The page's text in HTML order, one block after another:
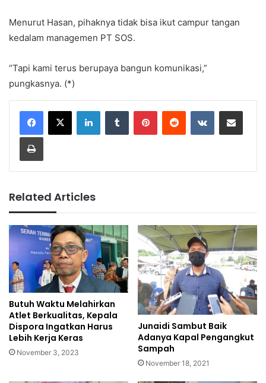
Menurut Hasan, pihaknya tidak bisa ikut campur tangan
kedalam managemen PT SOS.
“Tapi kami terus berupaya bangun komunikasi,”
pungkasnya. (*)
LinkedInTumblr PinterestReddit VKontakteShare via Email
Print
Related Articles
Butuh Waktu Melahirkan
Atlet Berkualitas, Kepala
Dispora Ingatkan Harus
Lebih Kerja Keras
November 3, 2023
Junaidi Sambut Baik
Adanya Kapal Pengangkut
Sampah
November 18, 2021